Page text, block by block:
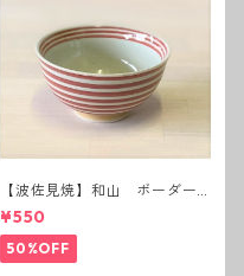
【波佐見焼】和山 ボーダー
茶碗 赤
¥550
50%OFF